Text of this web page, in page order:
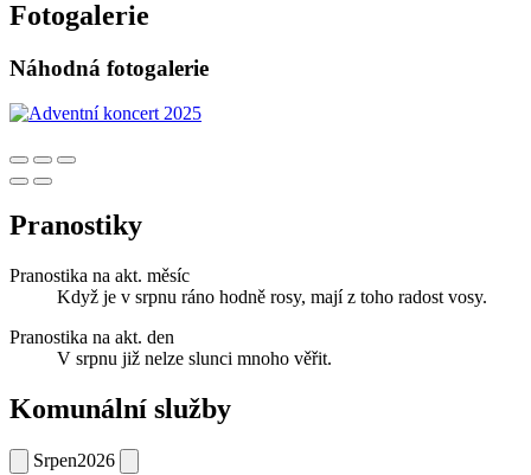
Fotogalerie
Náhodná fotogalerie
Pranostiky
Pranostika na akt. měsíc
Když je v srpnu ráno hodně rosy, mají z toho radost vosy.
Pranostika na akt. den
V srpnu již nelze slunci mnoho věřit.
Komunální služby
Srpen2026